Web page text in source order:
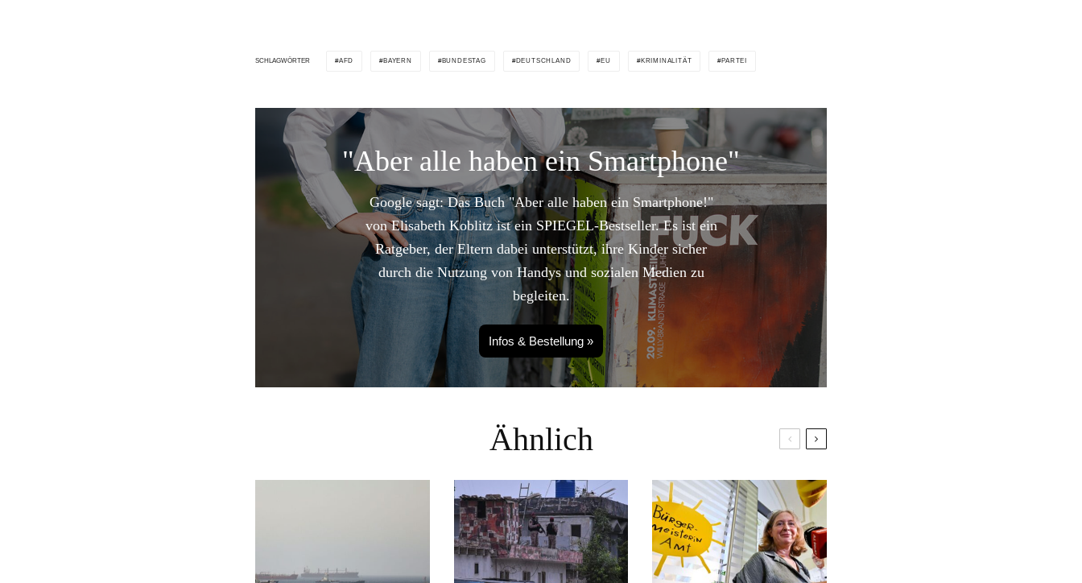
SCHLAGWÖRTER AFD BAYERN BUNDESTAG DEUTSCHLAND EU KRIMINALITÄT PARTEI
"Aber alle haben ein Smartphone"
Google sagt: Das Buch "Aber alle haben ein Smartphone!"
von Elisabeth Koblitz ist ein SPIEGEL-Bestseller. Es ist ein
Ratgeber, der Eltern dabei unterstützt, ihre Kinder sicher
durch die Nutzung von Handys und sozialen Medien zu
begleiten.
Infos & Bestellung »
Ähnlich